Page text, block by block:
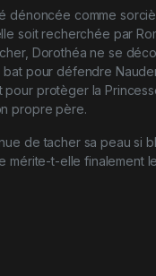
dénoncée comme
soit recherchée par
Dorothéa ne se
pour défendre
pour protèger la
propre père.
de tacher sa peau si
mérite-t-elle finalement